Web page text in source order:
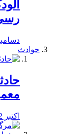
دسامبر 24,
حوادث
اکتبر 22, 2019